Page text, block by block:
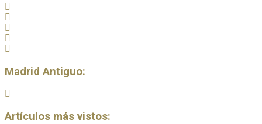
Madrid Antiguo:
Artículos más vistos: